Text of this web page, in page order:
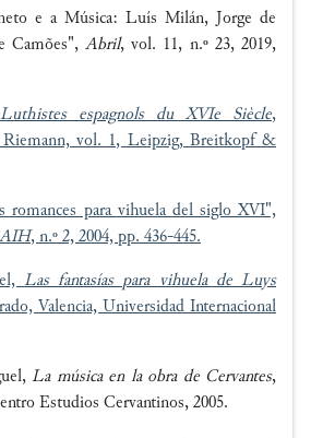
e a Música: Luís Milán, Jorge de
Camões", Abril, vol. 11, n.º 23, 2019,
espagnols du XVIe Siècle,
vol. 1, Leipzig, Breitkopf &
romances para vihuela del siglo XVI",
AIH, n.º 2, 2004, pp. 436-445.
Las fantasías para vihuela de Luys
Valencia, Universidad Internacional
La música en la obra de Cervantes,
Estudios Cervantinos, 2005.